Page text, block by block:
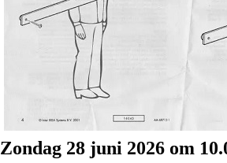
Zondag 28 juni 2026 om